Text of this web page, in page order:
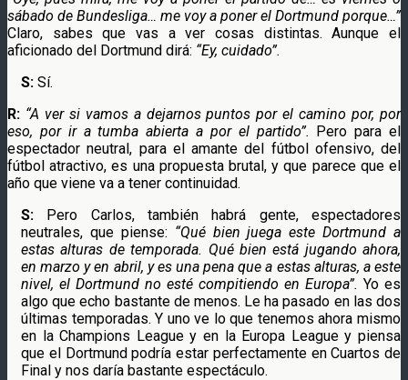
sábado de Bundesliga… me voy a poner el Dortmund porque…”
Claro, sabes que vas a ver cosas distintas. Aunque el
aficionado del Dortmund dirá: “Ey, cuidado”.
S: Sí.
R: “A ver si vamos a dejarnos puntos por el camino por, por
eso, por ir a tumba abierta a por el partido”. Pero para el
espectador neutral, para el amante del fútbol ofensivo, del
fútbol atractivo, es una propuesta brutal, y que parece que el
año que viene va a tener continuidad.
S: Pero Carlos, también habrá gente, espectadores
neutrales, que piense: “Qué bien juega este Dortmund a
estas alturas de temporada. Qué bien está jugando ahora,
en marzo y en abril, y es una pena que a estas alturas, a este
nivel, el Dortmund no esté compitiendo en Europa”. Yo es
algo que echo bastante de menos. Le ha pasado en las dos
últimas temporadas. Y uno ve lo que tenemos ahora mismo
en la Champions League y en la Europa League y piensa
que el Dortmund podría estar perfectamente en Cuartos de
Final y nos daría bastante espectáculo.